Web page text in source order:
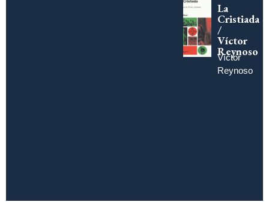
La
Cristiada
/
Víctor
Reynoso
Víctor
Reynoso